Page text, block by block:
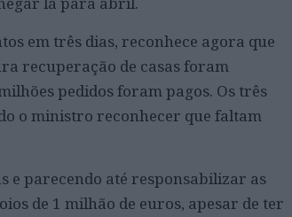
em três dias, reconhece agora que
recuperação de casas foram
pedidos foram pagos. Os três
o ministro reconhecer que faltam
e parecendo até responsabilizar as
de 1 milhão de euros, apesar de ter